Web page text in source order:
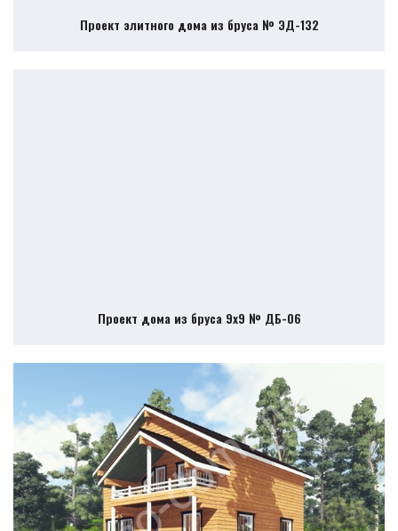
Проект элитного дома из бруса № ЭД-132
Проект дома из бруса 9х9 № ДБ-06